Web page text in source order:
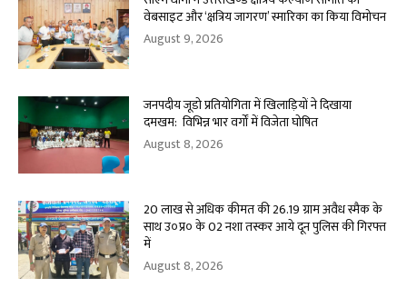
वेबसाइट और ‘क्षत्रिय जागरण’ स्मारिका का किया विमोचन
August 9, 2026
जनपदीय जूडो प्रतियोगिता में खिलाड़ियों ने दिखाया
दमखम: विभिन्न भार वर्गों में विजेता घोषित
August 8, 2026
20 लाख से अधिक कीमत की 26.19 ग्राम अवैध स्मैक के
साथ उ०प्र० के 02 नशा तस्कर आये दून पुलिस की गिरफ्त
में
August 8, 2026